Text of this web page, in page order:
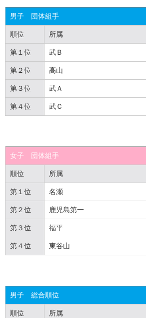
男子 団体組手
順位 所属
第１位 武Ｂ
第２位 高山
第３位 武Ａ
第４位 武Ｃ
女子 団体組手
順位 所属
第１位 名瀬
第２位 鹿児島第一
第３位 福平
第４位 東谷山
男子 総合順位
順位 所属